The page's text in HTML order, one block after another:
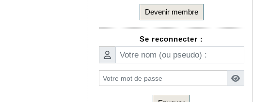
Devenir membre
Se reconnecter :